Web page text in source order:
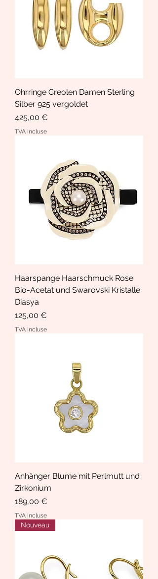
Ohrringe Creolen Damen Sterling
Silber 925 vergoldet
Prix
425,00 €
TVA Incluse
Haarspange Haarschmuck Rose
Bio-Acetat und Swarovski Kristalle
Diasya
Prix
125,00 €
TVA Incluse
Anhänger Blume mit Perlmutt und
Zirkonium
Prix
189,00 €
TVA Incluse
Nouveau